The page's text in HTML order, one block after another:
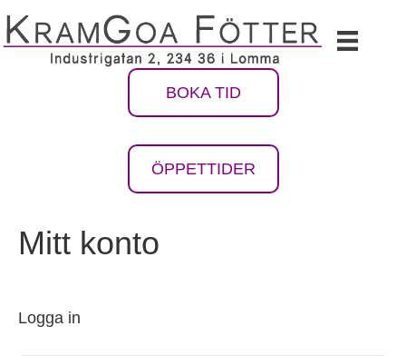
BOKA TID
ÖPPETTIDER
Mitt konto
Logga in